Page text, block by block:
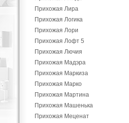
Прихожая Лира
Прихожая Логика
Прихожая Лори
Прихожая Лофт 5
Прихожая Лючия
Прихожая Мадэра
Прихожая Маркиза
Прихожая Марко
Прихожая Мартина
Прихожая Машенька
Прихожая Меценат